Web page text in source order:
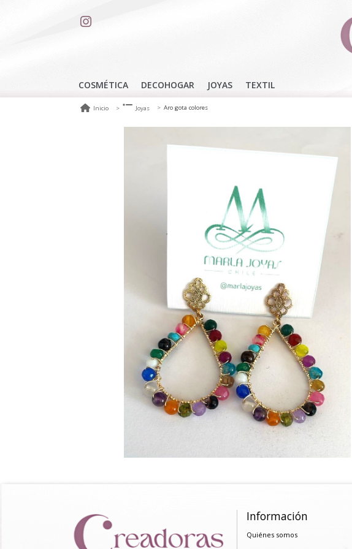
COSMÉTICA DECOHOGAR JOYAS TEXTIL
Inicio Joyas Aro gota colores
Información
Quiénes somos